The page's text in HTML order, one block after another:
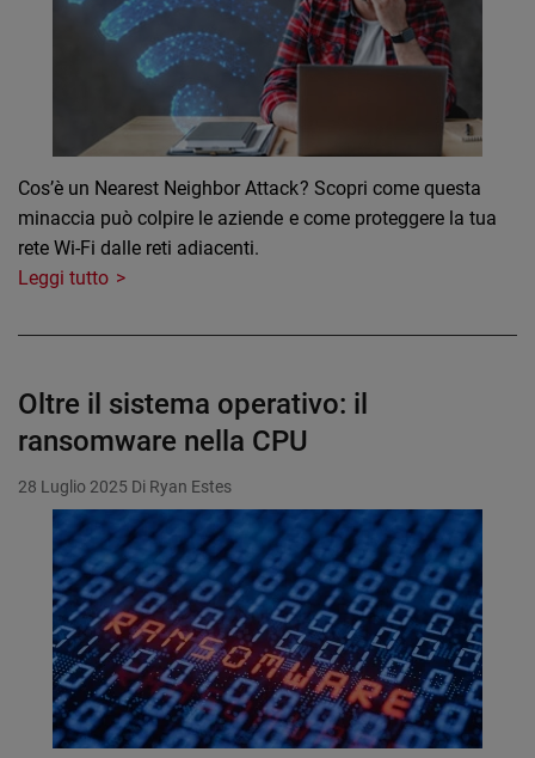
Cos’è un Nearest Neighbor Attack? Scopri come questa
minaccia può colpire le aziende e come proteggere la tua
rete Wi-Fi dalle reti adiacenti.
Leggi tutto
Oltre il sistema operativo: il
ransomware nella CPU
28 Luglio 2025 Di Ryan Estes